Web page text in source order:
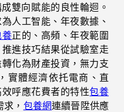
雙向賦能的良性輪迴。
人工智能、年夜數據、
養正的、高頻、年夜範圍
進技巧結果從試驗室走
化為財產投資，無力支
實體經濟依托電商、直
呼應花費者的特性包養
， 包養網連續晉陞供應